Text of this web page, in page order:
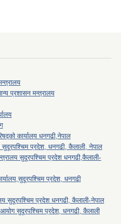
प्रशासन मन्त्रालय
कार्यालय धनगढी,नेपाल
सुदूरपश्चिम प्रदेश, धनगढी, कैलाली, नेपाल
सुदूरपश्चिम प्रदेश धनगढी,कैलाली-
प्रदेश, धनगढी
सुदूरपश्चिम प्रदेश धनगढी, कैलाली-नेपाल
सुदूरपश्चिम प्रदेश, धनगढी, कैलाली